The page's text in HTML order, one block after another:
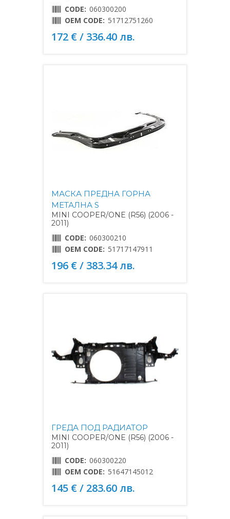
CODE: 060300200
OEM CODE: 51712751260
172 € / 336.40 лв.
МАСКА ПРЕДНА ГОРНА
МЕТАЛНА S
MINI COOPER/ONE (R56) (2006 -
2011)
CODE: 060300210
OEM CODE: 51717147911
196 € / 383.34 лв.
ГРЕДА ПОД РАДИАТОР
MINI COOPER/ONE (R56) (2006 -
2011)
CODE: 060300220
OEM CODE: 51647145012
145 € / 283.60 лв.